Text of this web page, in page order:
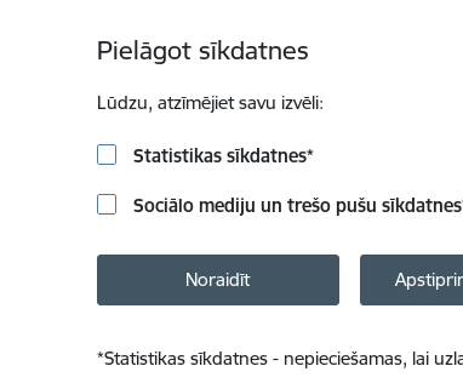
Pielāgot sīkdatnes
Lūdzu, atzīmējiet savu izvēli:
Statistikas sīkdatnes*
Sociālo mediju un trešo pušu sīkdatnes
Noraidīt
*Statistikas sīkdatnes - nepieciešamas, lai